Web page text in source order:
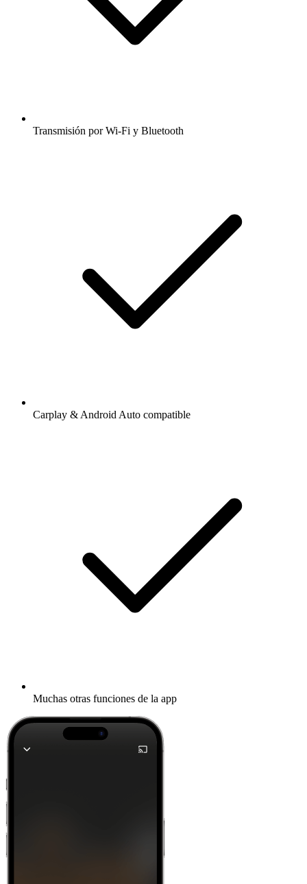
Transmisión por Wi-Fi y Bluetooth
Carplay & Android Auto compatible
Muchas otras funciones de la app